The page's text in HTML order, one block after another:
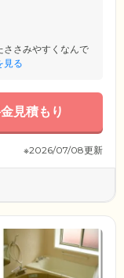
、のんびりとした立
身近に感じていただ
ささみやすくなんで
見る
見積もり
※2026/07/08更新